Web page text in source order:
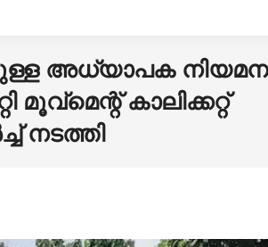
അധ്യാപക
മൂവ്‌മെന്റ് കാലിക്കറ്റ്
നടത്തി